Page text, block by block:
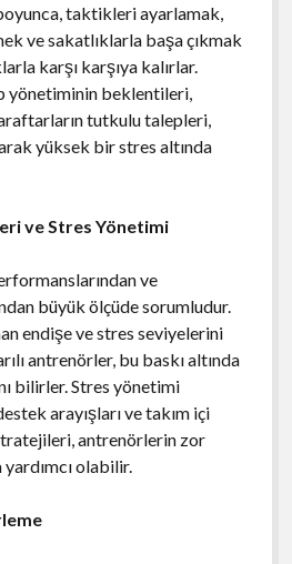
taktikleri ayarlamak,
ve sakatlıklarla başa çıkmak
karşı karşıya kalırlar.
yönetiminin beklentileri,
tutkulu talepleri,
yüksek bir stres altında
ve Stres Yönetimi
ve
büyük ölçüde sorumludur.
endişe ve stres seviyelerini
antrenörler, bu baskı altında
bilirler. Stres yönetimi
arayışları ve takım içi
antrenörlerin zor
yardımcı olabilir.